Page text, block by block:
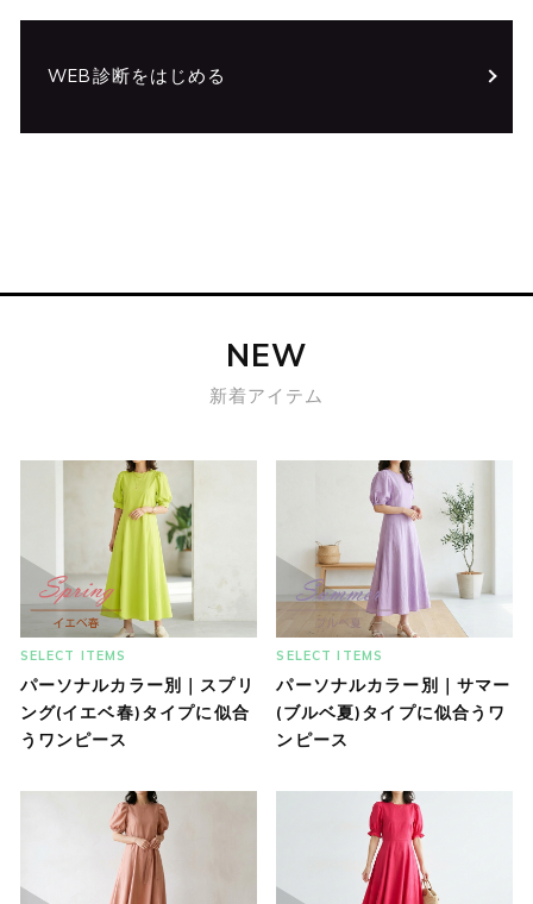
WEB診断をはじめる
NEW
新着アイテム
SELECT ITEMS
パーソナルカラー別｜スプリ
ング(イエベ春)タイプに似合
うワンピース
SELECT ITEMS
パーソナルカラー別｜サマー
(ブルベ夏)タイプに似合うワ
ンピース